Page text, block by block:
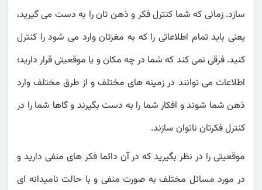
سازد. زمانی که شما کنترل فکر و ذهن تان را به دست می گیرید،
یعنی باید تمام اطلاعاتی را که به مغزتان وارد می شود را کنترل
کنید. فرقی نمی کند که شما در چه مکان و یا موقعیتی قرار دارید؛
اطلاعات می توانند در زمینه های مختلف و از طرق مختلف وارد
ذهن شما شوند و افکار شما را به دست بگیرند و گاها شما را در
کنترل فکرتان ناتوان سازند.
موقعیتی را در نظر بگیرید که در آن دائما فکر های منفی دارید و
در مورد مسائل مختلف به صورت منفی و با حالت نامیدانه ای